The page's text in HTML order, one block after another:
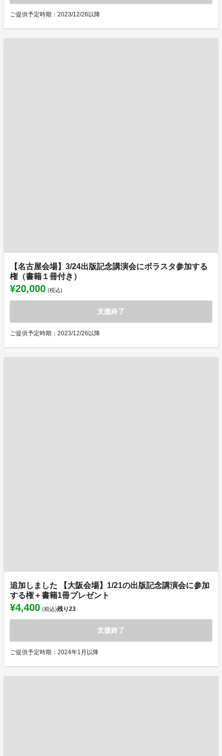
ご提供予定時期：2023/12/26以降
【名古屋会場】3/24出版記念講演会にボラスタ参加する
権（書籍１冊付き）
¥20,000 (税込)
支援終了
ご提供予定時期：2023/12/26以降
追加しました 【大阪会場】1/21の出版記念講演会に参加
する権＋書籍1冊プレゼント
¥4,400 (税込)残り23
支援終了
ご提供予定時期：2024年1月以降